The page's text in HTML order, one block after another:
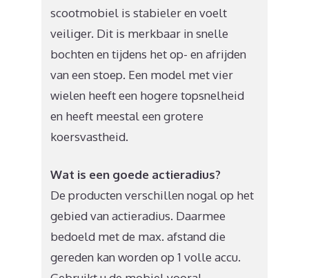
scootmobiel is stabieler en voelt
veiliger. Dit is merkbaar in snelle
bochten en tijdens het op- en afrijden
van een stoep. Een model met vier
wielen heeft een hogere topsnelheid
en heeft meestal een grotere
koersvastheid.
Wat is een goede actieradius?
De producten verschillen nogal op het
gebied van actieradius. Daarmee
bedoeld met de max. afstand die
gereden kan worden op 1 volle accu.